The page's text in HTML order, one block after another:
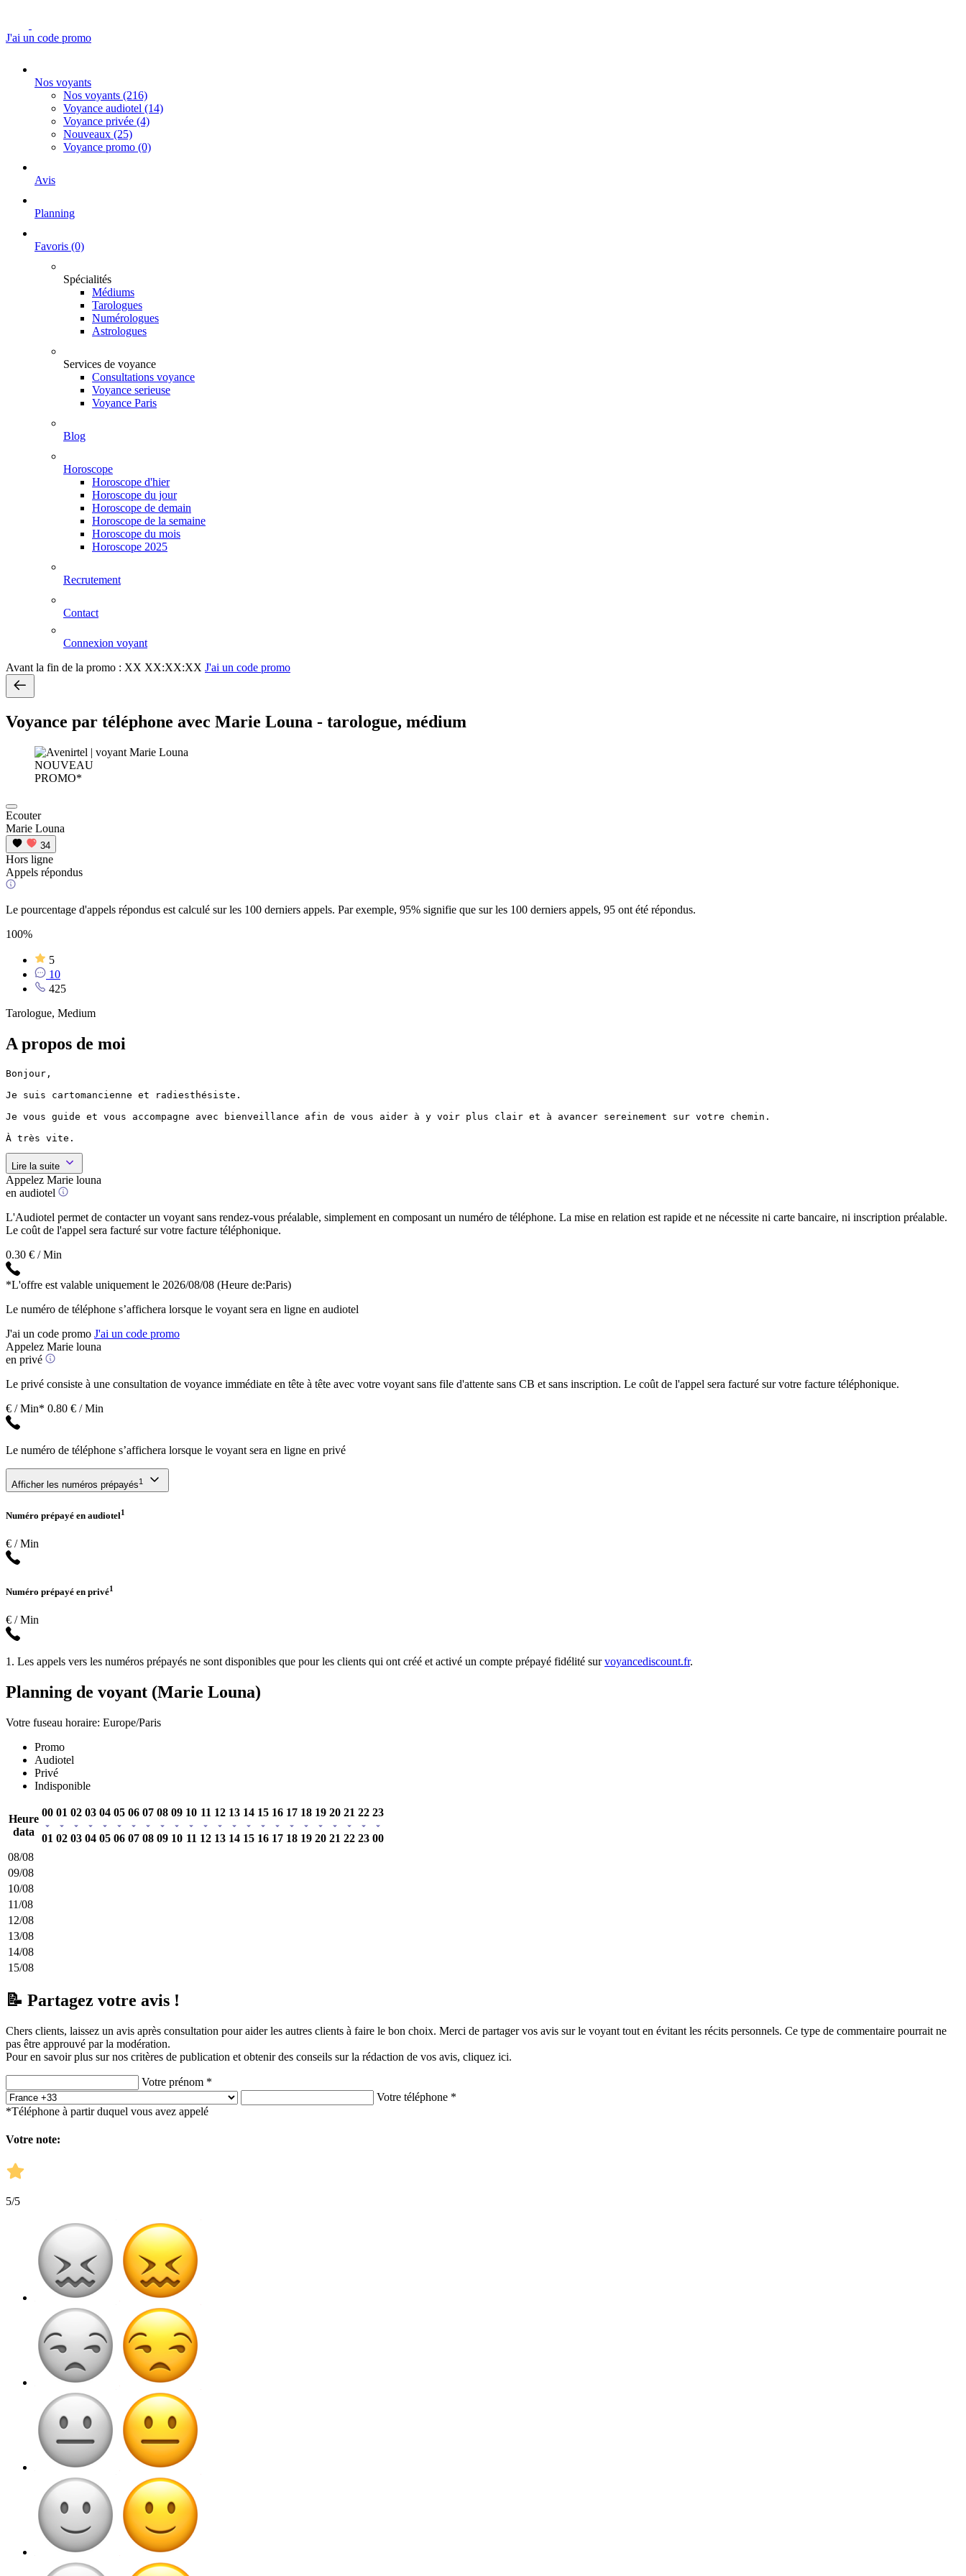
J'ai un code promo
Nos voyants
Nos voyants (216)
Voyance audiotel (14)
Voyance privée (4)
Nouveaux (25)
Voyance promo (0)
Avis
Planning
Favoris (0)
Spécialités
Médiums
Tarologues
Numérologues
Astrologues
Services de voyance
Consultations voyance
Voyance serieuse
Voyance Paris
Blog
Horoscope
Horoscope d'hier
Horoscope du jour
Horoscope de demain
Horoscope de la semaine
Horoscope du mois
Horoscope 2025
Recrutement
Contact
Connexion voyant
Avant la fin de la promo : XX XX:XX:XX J'ai un code promo
Voyance par téléphone avec Marie Louna - tarologue, médium
NOUVEAU
PROMO*
Ecouter
Marie Louna
34
Hors ligne
Appels répondus
Le pourcentage d'appels répondus est calculé sur les 100 derniers appels. Par exemple, 95% signifie que sur les 100 derniers appels, 95 ont été répondus.
100%
5
10
425
Tarologue, Medium
A propos de moi
Bonjour,
Je suis cartomancienne et radiesthésiste.
Je vous guide et vous accompagne avec bienveillance afin de vous aider à y voir plus clair et à avancer sereinement sur votre chemin.
À très vite.
Lire la suite
Appelez Marie louna
en audiotel
L'Audiotel permet de contacter un voyant sans rendez-vous préalable, simplement en composant un numéro de téléphone. La mise en relation est rapide et ne nécessite ni carte bancaire, ni inscription préalable.
Le coût de l'appel sera facturé sur votre facture téléphonique.
0.30 € / Min
*L'offre est valable uniquement le 2026/08/08 (Heure de:Paris)
Le numéro de téléphone s’affichera lorsque le voyant sera en ligne en audiotel
J'ai un code promo J'ai un code promo
Appelez Marie louna
en privé
Le privé consiste à une consultation de voyance immédiate en tête à tête avec votre voyant sans file d'attente sans CB et sans inscription. Le coût de l'appel sera facturé sur votre facture téléphonique.
€ / Min* 0.80 € / Min
Le numéro de téléphone s’affichera lorsque le voyant sera en ligne en privé
Afficher les numéros prépayés1
Numéro prépayé en audiotel1
€ / Min
Numéro prépayé en privé1
€ / Min
1. Les appels vers les numéros prépayés ne sont disponibles que pour les clients qui ont créé et activé un compte prépayé fidélité survoyancediscount.fr.
Planning de voyant (Marie Louna)
Votre fuseau horaire: Europe/Paris
Promo
Audiotel
Privé
Indisponible
Heure
data
00
01
01
02
02
03
03
04
04
05
05
06
06
07
07
08
08
09
09
10
10
11
11
12
12
13
13
14
14
15
15
16
16
17
17
18
18
19
19
20
20
21
21
22
22
23
23
00
08/08
09/08
10/08
11/08
12/08
13/08
14/08
15/08
📝 Partagez votre avis !
Chers clients, laissez un avis après consultation pour aider les autres clients à faire le bon choix. Merci de partager vos avis sur le voyant tout en évitant les récits personnels. Ce type de commentaire pourrait ne
pas être approuvé par la modération.
Pour en savoir plus sur nos critères de publication et obtenir des conseils sur la rédaction de vos avis, cliquez ici.
Votre prénom *
Votre téléphone *
*Téléphone à partir duquel vous avez appelé
Votre note:
5/5